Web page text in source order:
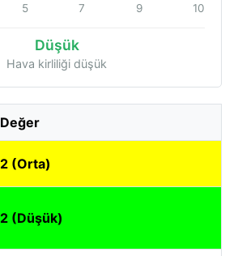
5 7 9 10
Düşük
Hava kirliliği düşük
Değer
2 (Orta)
2 (Düşük)